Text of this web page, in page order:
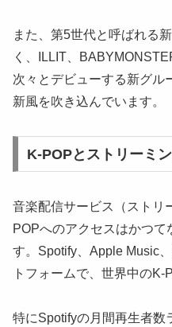
また、第5世代と呼ばれる
く、ILLIT、
次々とデビューする新グル
新風を吹き込んでいます。
K-POPとストリーミ
音楽配信サービス（ストリ
POPへのアクセスはかつて
す。Spotify、Apple Music
トフォームで、世界中のK-
特にSpotifyの月間再生者数